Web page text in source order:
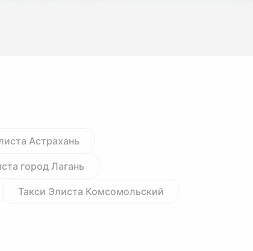
Астрахань
город Лагань
Такси Элиста Комсомольский